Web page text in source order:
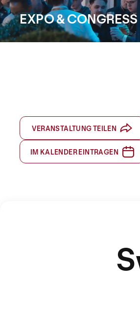
EXPO & CONGRESS
VERANSTALTUNG TEILEN
IM KALENDER EINTRAGEN